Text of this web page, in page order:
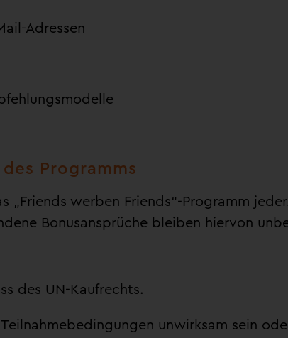
Adressen
Programms
„Friends werben Friends“-Programm
Bonusansprüche bleiben hiervon
des UN-Kaufrechts.
unwirksam sein